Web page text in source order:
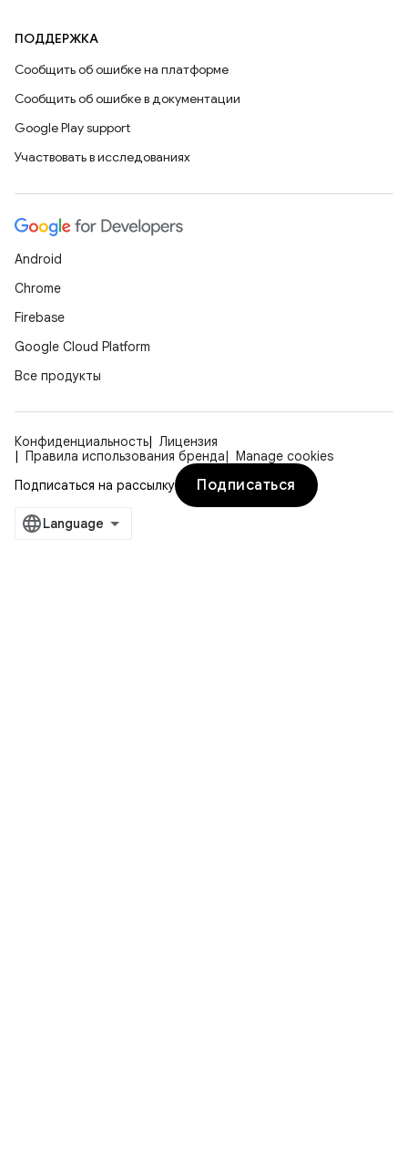
ПОДДЕРЖКА
Сообщить об ошибке на платформе
Сообщить об ошибке в документации
Google Play support
Участвовать в исследованиях
Android
Chrome
Firebase
Google Cloud Platform
Все продукты
Конфиденциальность
Лицензия
Правила использования бренда
Manage cookies
Подписаться на рассылку
Подписаться